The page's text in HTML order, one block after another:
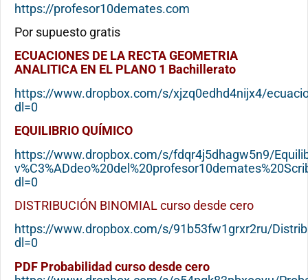
https://profesor10demates.com
Por supuesto gratis
ECUACIONES DE LA RECTA GEOMETRIA
ANALITICA EN EL PLANO 1 Bachillerato
https://www.dropbox.com/s/xjzq0edhd4nijx4/
dl=0
EQUILIBRIO QUÍMICO
https://www.dropbox.com/s/fdqr4j5dhagw5n9/
dl=0
DISTRIBUCIÓN BINOMIAL curso desde cero
https://www.dropbox.com/s/91b53fw1grxr2ru/
dl=0
PDF Probabilidad curso desde cero